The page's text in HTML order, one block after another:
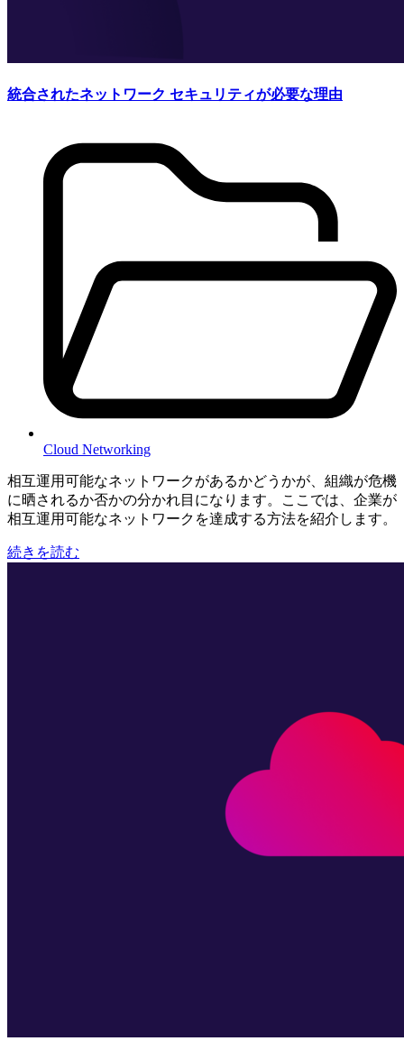
統合されたネットワーク セキュリティが必要な理由
Cloud Networking
相互運用可能なネットワークがあるかどうかが、組織が危機
に晒されるか否かの分かれ目になります。ここでは、企業が
相互運用可能なネットワークを達成する方法を紹介します。
続きを読む